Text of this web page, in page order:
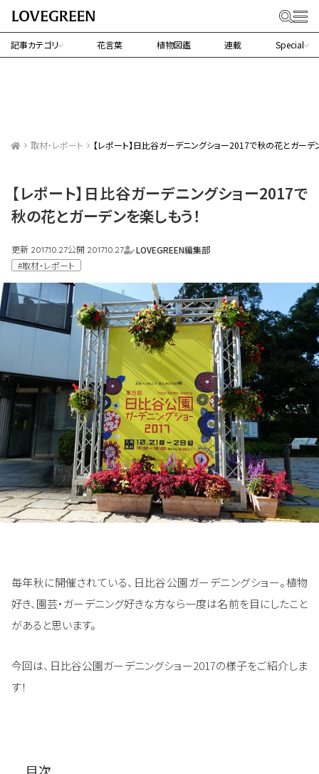
記事カテゴリ 花言葉 植物図鑑 連載 Special
取材・レポート 【レポート】日比谷ガーデニングショー2017で秋の花とガーデ
【レポート】日比谷ガーデニングショー2017で
秋の花とガーデンを楽しもう！
更新 2017.10.27公開 2017.10.27
LOVEGREEN編集部
#取材・レポート
毎年秋に開催されている、日比谷公園ガーデニングショー。植物
好き、園芸・ガーデニング好きな方なら一度は名前を目にしたこと
があると思います。
今回は、日比谷公園ガーデニングショー2017の様子をご紹介しま
す！
目次